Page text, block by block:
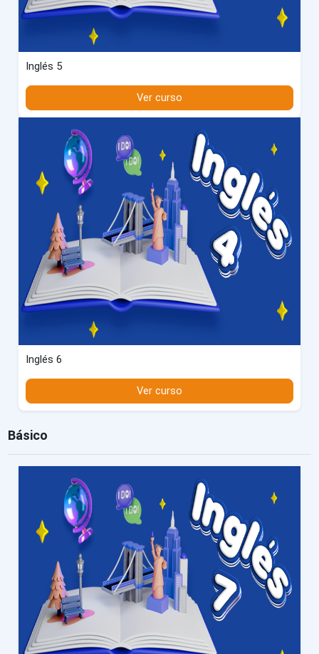
Inglés 5
Ver curso
Inglés 6
Ver curso
Básico